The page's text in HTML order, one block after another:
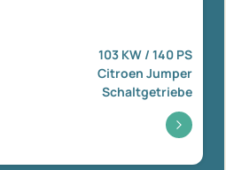
103 KW / 140 PS
Citroen Jumper
Schaltgetriebe